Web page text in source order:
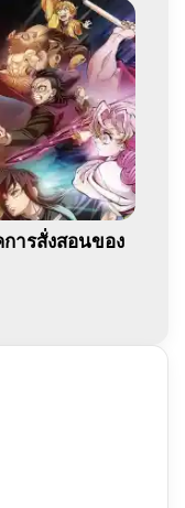
ารสั่งสอนของ